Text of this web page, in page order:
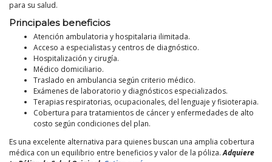
para su salud.
Principales beneficios
Atención ambulatoria y hospitalaria ilimitada.
Acceso a especialistas y centros de diagnóstico.
Hospitalización y cirugía.
Médico domiciliario.
Traslado en ambulancia según criterio médico.
Exámenes de laboratorio y diagnósticos especializados.
Terapias respiratorias, ocupacionales, del lenguaje y fisioterapia.
Cobertura para tratamientos de cáncer y enfermedades de alto
costo según condiciones del plan.
Es una excelente alternativa para quienes buscan una amplia cobertura
médica con un equilibrio entre beneficios y valor de la póliza.Adquiere